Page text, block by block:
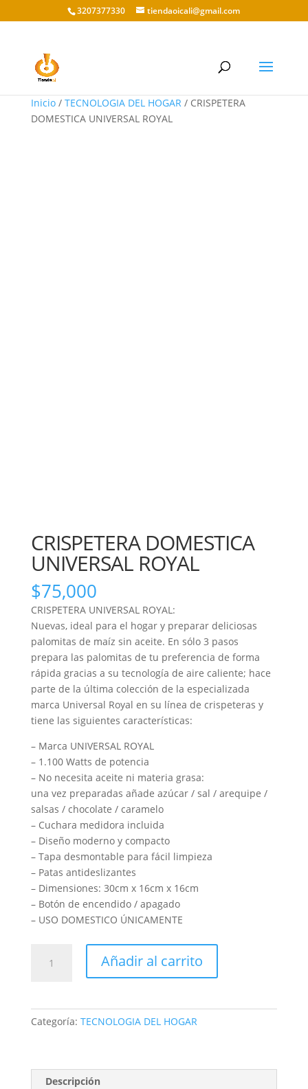
3207377330 tiendaoicali@gmail.com
Inicio/ TECNOLOGIA DEL HOGAR/ CRISPETERA
DOMESTICA UNIVERSAL ROYAL
CRISPETERA DOMESTICA
UNIVERSAL ROYAL
$75,000
CRISPETERA UNIVERSAL ROYAL:
Nuevas, ideal para el hogar y preparar deliciosas
palomitas de maíz sin aceite. En sólo 3 pasos
prepara las palomitas de tu preferencia de forma
rápida gracias a su tecnología de aire caliente; hace
parte de la última colección de la especializada
marca Universal Royal en su línea de crispeteras y
tiene las siguientes características:
– Marca UNIVERSAL ROYAL
– 1.100 Watts de potencia
– No necesita aceite ni materia grasa:
una vez preparadas añade azúcar / sal / arequipe /
salsas / chocolate / caramelo
– Cuchara medidora incluida
– Diseño moderno y compacto
– Tapa desmontable para fácil limpieza
– Patas antideslizantes
– Dimensiones: 30cm x 16cm x 16cm
– Botón de encendido / apagado
– USO DOMESTICO ÚNICAMENTE
DOMESTICA
cantidad
Añadir al carrito
Categoría: TECNOLOGIA DEL HOGAR
Descripción